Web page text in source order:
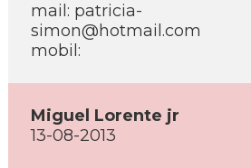
mail: patricia-
simon@hotmail.com
mobil:
Miguel Lorente jr
13-08-2013